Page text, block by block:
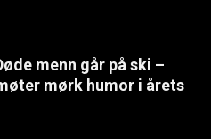
menn går på ski –
mørk humor i årets